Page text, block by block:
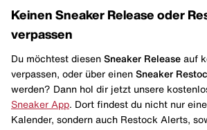
Keinen Sneaker Release oder
verpassen
Du möchtest diesen Sneaker Release auf
verpassen, oder über einen Sneaker
werden? Dann hol dir jetzt unsere
Sneaker App . Dort findest du nicht nur
Kalender, sondern auch Restock Alerts,